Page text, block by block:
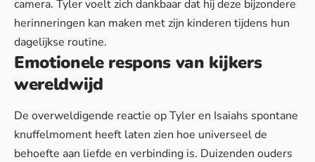
camera. Tyler voelt zich dankbaar dat hij deze bijzondere
herinneringen kan maken met zijn kinderen tijdens hun
dagelijkse routine.
Emotionele respons van kijkers
wereldwijd
De overweldigende reactie op Tyler en Isaiahs spontane
knuffelmoment heeft laten zien hoe universeel de
behoefte aan liefde en verbinding is. Duizenden ouders